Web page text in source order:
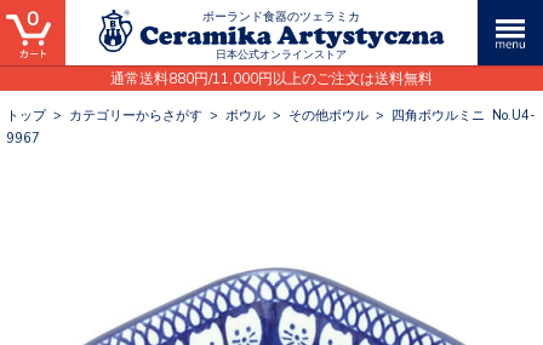
ポーランド食器のツェラミカ
日本公式オンラインストア
通常送料880円/11,000円以上のご注文は送料無料
0
トップ> カテゴリーからさがす > ボウル > その他ボウル > 四角ボウルミニ No.U4-
9967